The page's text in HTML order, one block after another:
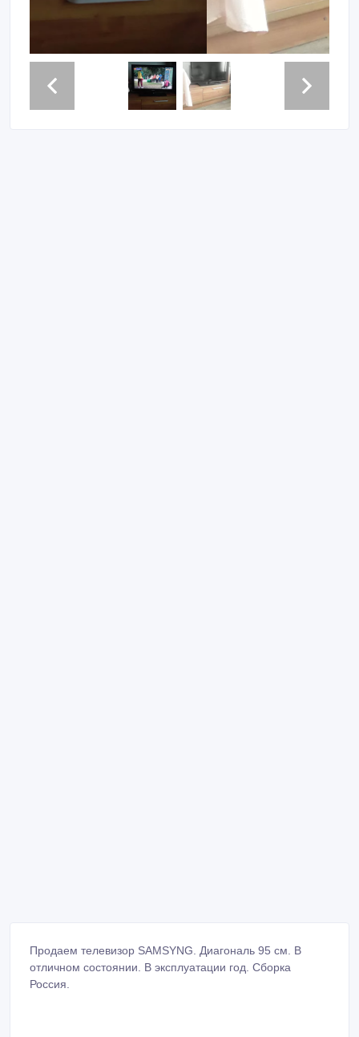
Продаем телевизор SAMSYNG. Диагональ 95 см. В
отличном состоянии. В эксплуатации год. Сборка
Россия.